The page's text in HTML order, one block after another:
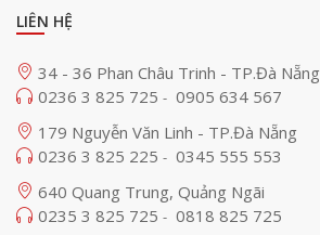
LIÊN HỆ
34 - 36 Phan Châu Trinh - TP.Đà Nẵng
0236 3 825 725 - 0905 634 567
179 Nguyễn Văn Linh - TP.Đà Nẵng
0236 3 825 225 - 0345 555 553
640 Quang Trung, Quảng Ngãi
0235 3 825 725 - 0818 825 725